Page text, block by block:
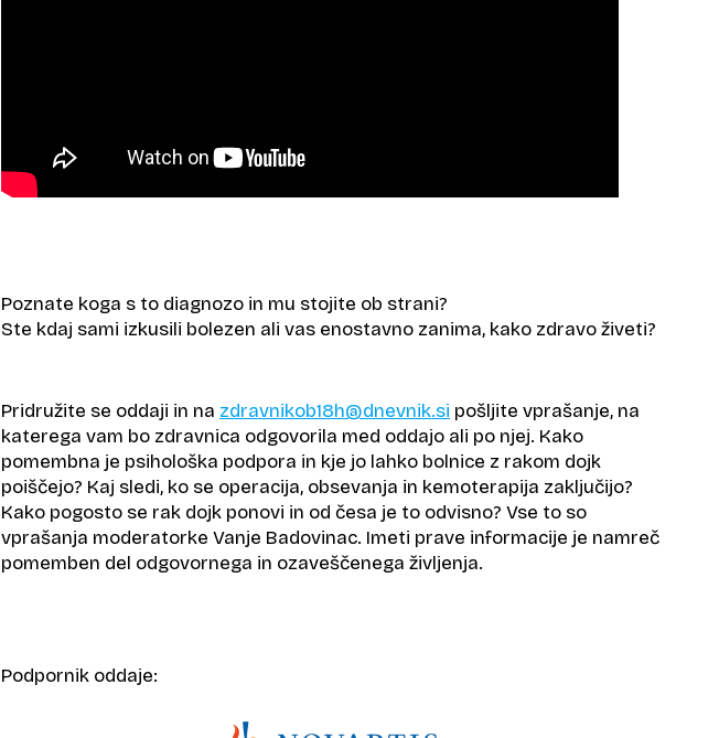
Poznate koga s to diagnozo in mu stojite ob strani?
Ste kdaj sami izkusili bolezen ali vas enostavno zanima, kako zdravo živeti?
Pridružite se oddaji in na zdravnikob18h@dnevnik.si pošljite vprašanje, na
katerega vam bo zdravnica odgovorila med oddajo ali po njej. Kako
pomembna je psihološka podpora in kje jo lahko bolnice z rakom dojk
poiščejo? Kaj sledi, ko se operacija, obsevanja in kemoterapija zaključijo?
Kako pogosto se rak dojk ponovi in od česa je to odvisno? Vse to so
vprašanja moderatorke Vanje Badovinac. Imeti prave informacije je namreč
pomemben del odgovornega in ozaveščenega življenja.
Podpornik oddaje: